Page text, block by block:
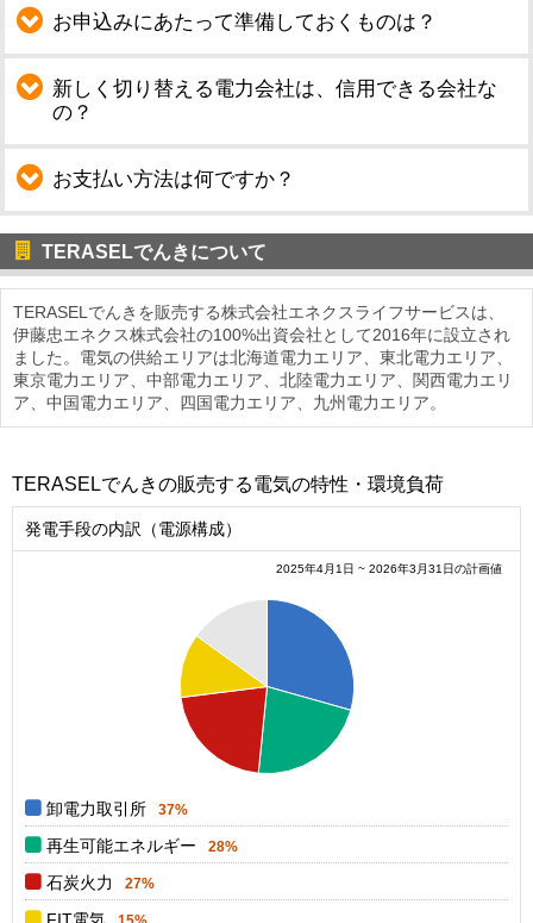
お申込みにあたって準備しておくものは？
新しく切り替える電力会社は、信用できる会社な
の？
お支払い方法は何ですか？
TERASELでんきについて
TERASELでんきを販売する株式会社エネクスライフサービスは、
伊藤忠エネクス株式会社の100%出資会社として2016年に設立され
ました。電気の供給エリアは北海道電力エリア、東北電力エリア、
東京電力エリア、中部電力エリア、北陸電力エリア、関西電力エリ
ア、中国電力エリア、四国電力エリア、九州電力エリア。
TERASELでんきの販売する電気の特性・環境負荷
発電手段の内訳（電源構成）
2025年4月1日 ~ 2026年3月31日の計画値
卸電力取引所 37%
再生可能エネルギー 28%
石炭火力 27%
FIT電気